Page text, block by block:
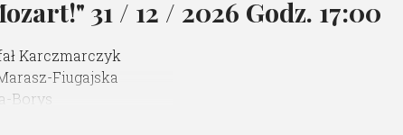
31 / 12 / 2026 Godz. 17:00
Karczmarczyk
Fiugajska
Borys